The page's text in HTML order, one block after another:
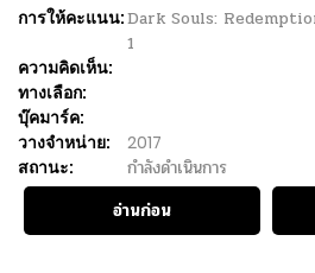
การให้คะแนน:Dark Souls:
1
ความคิดเห็น:
ทางเลือก:
บุ๊คมาร์ค:
วางจำหน่าย:
2017
สถานะ:
กำลังดำเนินการ
อ่านก่อน